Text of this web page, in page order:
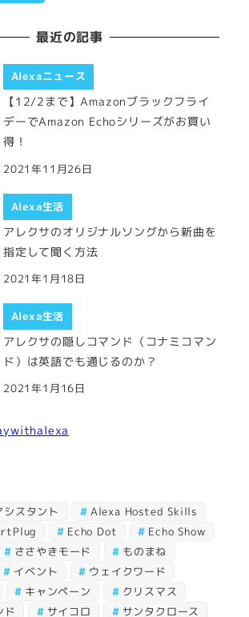
最近の記事
Alexaニュース
【12/2まで】Amazonブラックフライ
デーでAmazon Echoシリーズがお買い
得！
2021年11月26日
Alexa生活
アレクサのオリジナルソングから新曲を
指定して聞く方法
2021年1月18日
Alexa生活
アレクサの隠しコマンド（コナミコマン
ド）は英語でも通じるのか？
2021年1月16日
シスタント
Alexa Hosted Skills
Echo Dot
Echo Show
ささやきモード
ものまね
イベント
ウェイクワード
キャンペーン
クリスマス
ド
サイコロ サンタクロース